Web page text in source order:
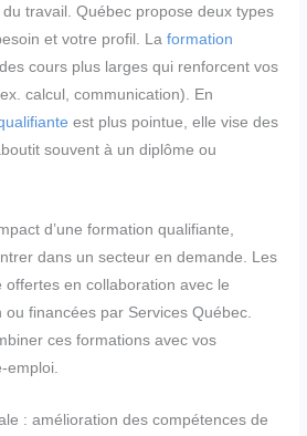
travail. Québec propose deux types
et votre profil. Laformation
cours plus larges qui renforcent vos
calcul, communication). En
est plus pointue, elle vise des
souvent à un diplôme ou
d’une formation qualifiante,
dans un secteur en demande. Les
en collaboration avec le
ou financées par Services Québec.
ces formations avec vos
emploi.
: amélioration des compétences de